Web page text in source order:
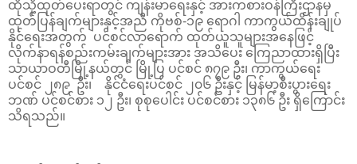
ထိုသို့ထုတ်ပေးရာတွင် ကျန်းမာရေးနှင့် အားကစားဝန်ကြီးဌာနမှ
ထုတ်ပြန်ချက်များနှင့်အညီ ကိုဗစ်-၁၉ ရောဂါ ကာကွယ်ထိန်းချုပ်
နိုင်ရေးအတွက် ပင်စင်လာရောက် ထုတ်ယူသူများအနေဖြင့်
လိုက်နာရန်စည်းကမ်းချက်များအား အသိပေး ကြေညာထားရှိပြီး
သာယာဝတီမြို့နယ်တွင် မြို့ပြ ပင်စင် ၈၇၉ ဦး၊ ကာကွယ်ရေး
ပင်စင် ၂၈၉ ဦး၊ နိုင်ငံရေးပင်စင် ၂၀၆ ဦးနှင့် မြန်မာ့စီးပွားရေး
ဘဏ် ပင်စင်စား ၁၂ ဦး၊ စုစုပေါင်း ပင်စင်စား ၁၃၈၆ ဦး ရှိကြောင်း
သိရသည်။